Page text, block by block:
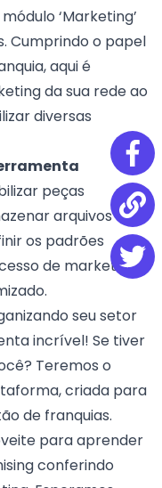
‘Marketing’
Cumprindo o papel
aqui é
da sua rede ao
diversas
peças
arquivos de
os padrões
de marketing
seu setor
incrível! Se tiver
? Teremos o
criada para
de franquias.
para aprender
conferindo